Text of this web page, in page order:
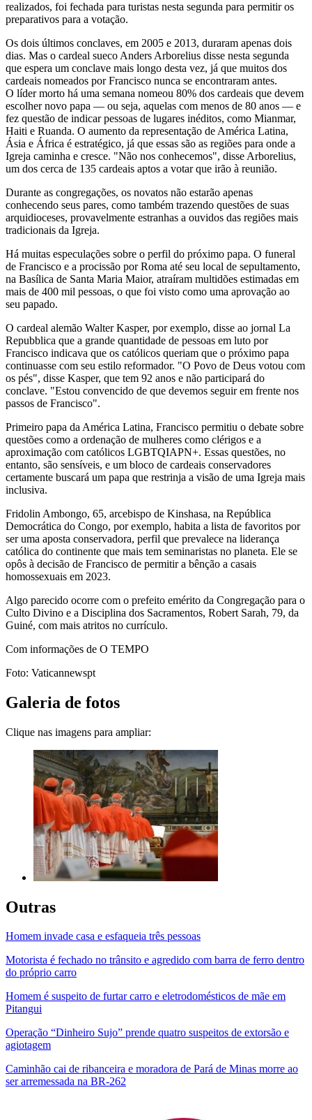
realizados, foi fechada para turistas nesta segunda para permitir os
preparativos para a votação.
Os dois últimos conclaves, em 2005 e 2013, duraram apenas dois
dias. Mas o cardeal sueco Anders Arborelius disse nesta segunda
que espera um conclave mais longo desta vez, já que muitos dos
cardeais nomeados por Francisco nunca se encontraram antes.
O líder morto há uma semana nomeou 80% dos cardeais que devem
escolher novo papa — ou seja, aquelas com menos de 80 anos — e
fez questão de indicar pessoas de lugares inéditos, como Mianmar,
Haiti e Ruanda. O aumento da representação de América Latina,
Ásia e África é estratégico, já que essas são as regiões para onde a
Igreja caminha e cresce. "Não nos conhecemos", disse Arborelius,
um dos cerca de 135 cardeais aptos a votar que irão à reunião.
Durante as congregações, os novatos não estarão apenas
conhecendo seus pares, como também trazendo questões de suas
arquidioceses, provavelmente estranhas a ouvidos das regiões mais
tradicionais da Igreja.
Há muitas especulações sobre o perfil do próximo papa. O funeral
de Francisco e a procissão por Roma até seu local de sepultamento,
na Basílica de Santa Maria Maior, atraíram multidões estimadas em
mais de 400 mil pessoas, o que foi visto como uma aprovação ao
seu papado.
O cardeal alemão Walter Kasper, por exemplo, disse ao jornal La
Repubblica que a grande quantidade de pessoas em luto por
Francisco indicava que os católicos queriam que o próximo papa
continuasse com seu estilo reformador. "O Povo de Deus votou com
os pés", disse Kasper, que tem 92 anos e não participará do
conclave. "Estou convencido de que devemos seguir em frente nos
passos de Francisco".
Primeiro papa da América Latina, Francisco permitiu o debate sobre
questões como a ordenação de mulheres como clérigos e a
aproximação com católicos LGBTQIAPN+. Essas questões, no
entanto, são sensíveis, e um bloco de cardeais conservadores
certamente buscará um papa que restrinja a visão de uma Igreja mais
inclusiva.
Fridolin Ambongo, 65, arcebispo de Kinshasa, na República
Democrática do Congo, por exemplo, habita a lista de favoritos por
ser uma aposta conservadora, perfil que prevalece na liderança
católica do continente que mais tem seminaristas no planeta. Ele se
opôs à decisão de Francisco de permitir a bênção a casais
homossexuais em 2023.
Algo parecido ocorre com o prefeito emérito da Congregação para o
Culto Divino e a Disciplina dos Sacramentos, Robert Sarah, 79, da
Guiné, com mais atritos no currículo.
Com informações de O TEMPO
Foto: Vaticannewspt
Galeria de fotos
Clique nas imagens para ampliar:
Outras
Homem invade casa e esfaqueia três pessoas
Motorista é fechado no trânsito e agredido com barra de ferro dentro
do próprio carro
Homem é suspeito de furtar carro e eletrodomésticos de mãe em
Pitangui
Operação “Dinheiro Sujo” prende quatro suspeitos de extorsão e
agiotagem
Caminhão cai de ribanceira e moradora de Pará de Minas morre ao
ser arremessada na BR-262